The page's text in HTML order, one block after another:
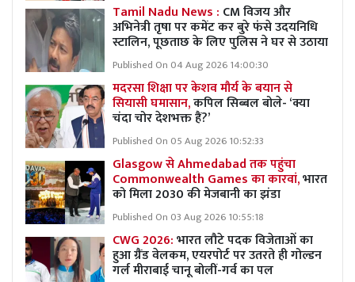
Tamil Nadu News : CM विजय और
अभिनेत्री तृषा पर कमेंट कर बुरे फंसे उदयनिधि
स्टालिन, पूछताछ के लिए पुलिस ने घर से उठाया
Published On 04 Aug 2026 14:00:30
मदरसा शिक्षा पर केशव मौर्य के बयान से
सियासी घमासान,कपिल सिब्बल बोले- ‘क्या
चंदा चोर देशभक्त हैं?’
Published On 05 Aug 2026 10:52:33
Glasgow से Ahmedabad तक पहुंचा
Commonwealth Games का कारवां,भारत
को मिला 2030 की मेजबानी का झंडा
Published On 03 Aug 2026 10:55:18
CWG 2026:भारत लौटे पदक विजेताओं का
हुआ ग्रैंड वेलकम, एयरपोर्ट पर उतरते ही गोल्डन
गर्ल मीराबाई चानू बोलीं-गर्व का पल